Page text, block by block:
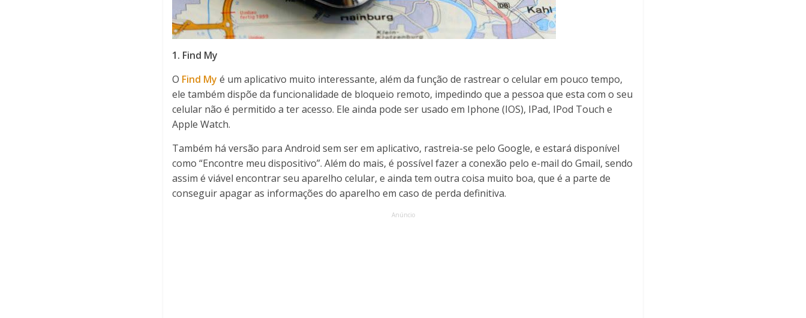
1. Find My
O Find My é um aplicativo muito interessante, além da função de rastrear o celular em pouco tempo,
ele também dispõe da funcionalidade de bloqueio remoto, impedindo que a pessoa que esta com o seu
celular não é permitido a ter acesso. Ele ainda pode ser usado em Iphone (IOS), IPad, IPod Touch e
Apple Watch.
Também há versão para Android sem ser em aplicativo, rastreia-se pelo Google, e estará disponível
como “Encontre meu dispositivo”. Além do mais, é possível fazer a conexão pelo e-mail do Gmail, sendo
assim é viável encontrar seu aparelho celular, e ainda tem outra coisa muito boa, que é a parte de
conseguir apagar as informações do aparelho em caso de perda definitiva.
Anúncio